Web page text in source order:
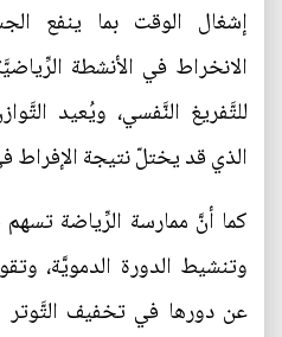
إشغال الوقت بما ينفع
الانخراط في الأنشطة
للتَّفريغ النَّفسي، ويُعيد
الذي قد يختلّ نتيجة
كما أنَّ ممارسة الرِّياضة تسهم
وتنشيط الدورة الدمويَّة،
عن دورها في تخفيف التَّوتر